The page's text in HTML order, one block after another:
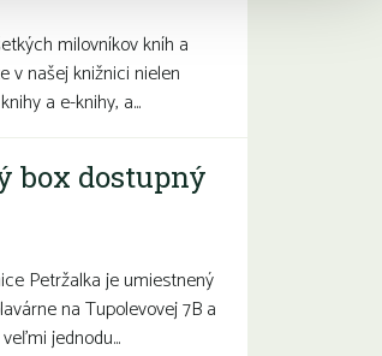
milovníkov kníh a
v našej knižnici nielen
a e-knihy, a...
box dostupný
Petržalka je umiestnený
na Tupolevovej 7B a
jednodu...